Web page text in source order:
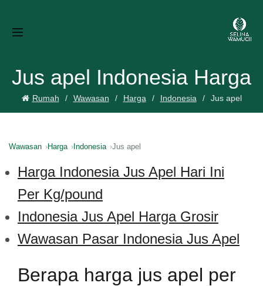
Jus apel Indonesia Harga
Rumah Wawasan Harga Indonesia Jus apel
Wawasan Harga Indonesia Jus apel
Harga Indonesia Jus Apel Hari Ini
Per Kg/pound
Indonesia Jus Apel Harga Grosir
Wawasan Pasar Indonesia Jus Apel
Berapa harga jus apel per